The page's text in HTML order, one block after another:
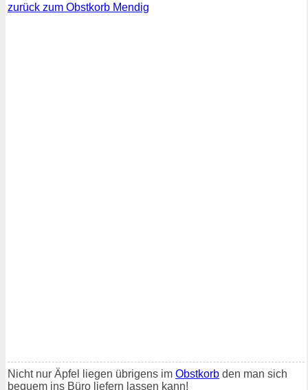
zurück zum Obstkorb Mendig
Nicht nur Äpfel liegen übrigens im Obstkorb den man sich
bequem ins Büro liefern lassen kann!